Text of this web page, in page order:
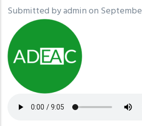
Submitted byadminon